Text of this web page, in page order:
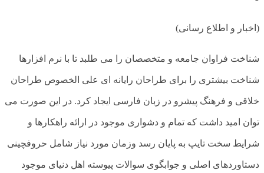
(اخبار و اطلاع رسانی)
شناخت فراوان جامعه و متخصصان را می طلبد تا با نرم افزارها
شناخت بیشتری را برای طراحان رایانه ای علی الخصوص طراحان
خلاقی و فرهنگ پیشرو در زبان فارسی ایجاد کرد. در این صورت می
توان امید داشت که تمام و دشواری موجود در ارائه راهکارها و
شرایط سخت تایپ به پایان رسد وزمان مورد نیاز شامل حروفچینی
دستاوردهای اصلی و جوابگوی سوالات پیوسته اهل دنیای موجود